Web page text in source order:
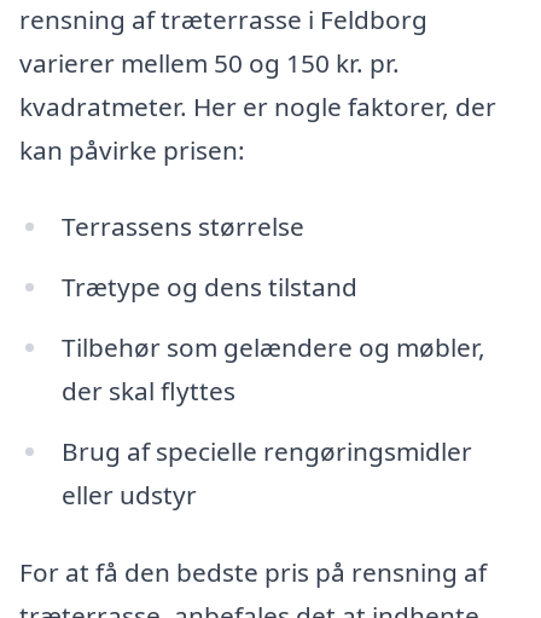
rensning af træterrasse i Feldborg
varierer mellem 50 og 150 kr. pr.
kvadratmeter. Her er nogle faktorer, der
kan påvirke prisen:
Terrassens størrelse
Trætype og dens tilstand
Tilbehør som gelændere og møbler,
der skal flyttes
Brug af specielle rengøringsmidler
eller udstyr
For at få den bedste pris på rensning af